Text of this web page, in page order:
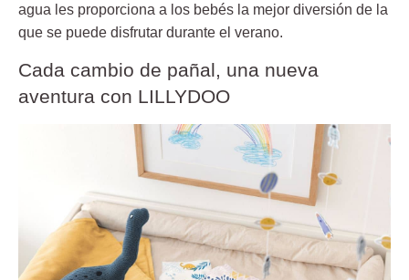
agua les proporciona a los bebés la mejor diversión de la
que se puede disfrutar durante el verano.
Cada cambio de pañal, una nueva
aventura con LILLYDOO